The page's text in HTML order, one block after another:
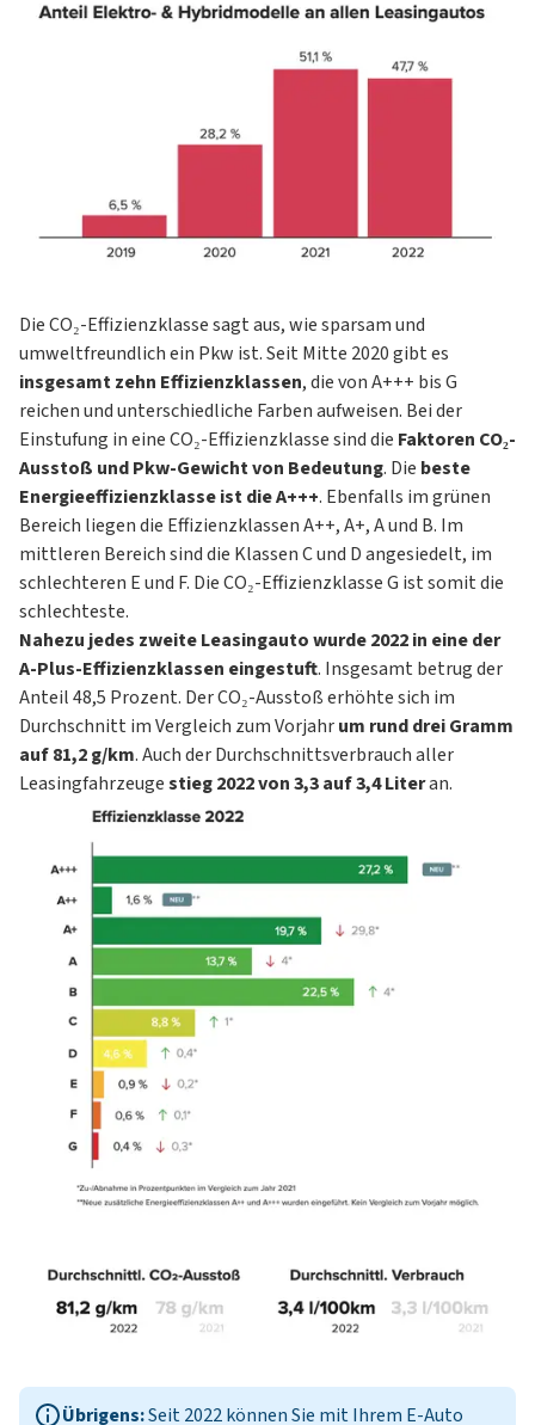
Die CO₂-Effizienzklasse sagt aus, wie sparsam und
umweltfreundlich ein Pkw ist. Seit Mitte 2020 gibt es
insgesamt zehn Effizienzklassen, die von A+++ bis G
reichen und unterschiedliche Farben aufweisen. Bei der
Einstufung in eine CO₂-Effizienzklasse sind die Faktoren CO₂-
Ausstoß und Pkw-Gewicht von Bedeutung. Die beste
Energieeffizienzklasse ist die A+++. Ebenfalls im grünen
Bereich liegen die Effizienzklassen A++, A+, A und B. Im
mittleren Bereich sind die Klassen C und D angesiedelt, im
schlechteren E und F. Die CO₂-Effizienzklasse G ist somit die
schlechteste.
Nahezu jedes zweite Leasingauto wurde 2022 in eine der
A-Plus-Effizienzklassen eingestuft. Insgesamt betrug der
Anteil 48,5 Prozent. Der CO₂-Ausstoß erhöhte sich im
Durchschnitt im Vergleich zum Vorjahrum rund drei Gramm
auf 81,2 g/km. Auch der Durchschnittsverbrauch aller
Leasingfahrzeugestieg 2022 von 3,3 auf 3,4 Literan.
Übrigens:Seit 2022 können Sie mit Ihrem E-Auto